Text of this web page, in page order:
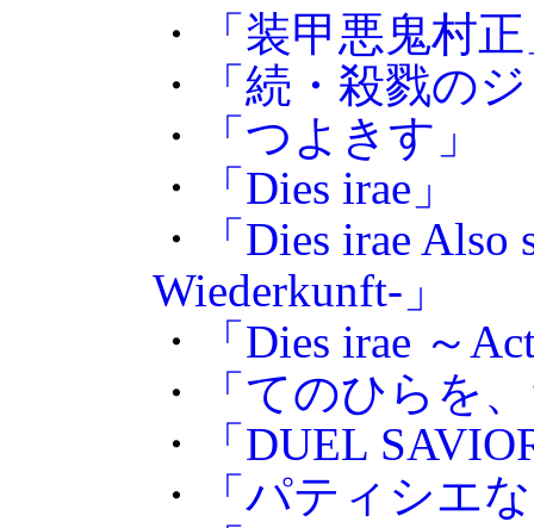
・
「装甲悪鬼村
・
「続・殺戮の
・
「つよきす」
・
「Dies irae」
・
「Dies irae Also
Wiederkunft-」
・
「Dies irae ～
・
「てのひらを
・
「DUEL
・
「パティシエ